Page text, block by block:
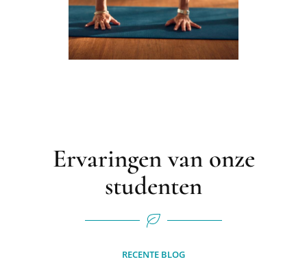
Ervaringen van onze
studenten
RECENTE BLOG